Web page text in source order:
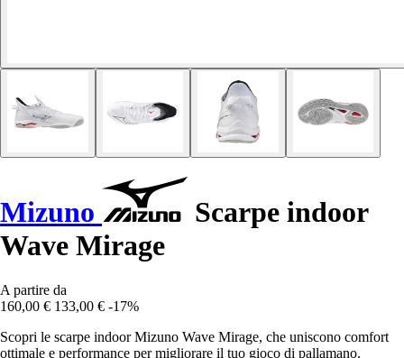
Mizuno
Scarpe indoor
Wave Mirage
A partire da
160,00 € 133,00 € -17%
Scopri le scarpe indoor Mizuno Wave Mirage, che uniscono comfort
ottimale e performance per migliorare il tuo gioco di pallamano.